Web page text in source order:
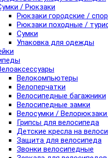
/ Рюкзаки
Рюкзаки городские /
Рюкзаки походные /
Сумки
Упаковка для одежды
Велокомпьютеры
Велоперчатки
Велосипедные багажники
Велосипедные замки
Велосумки /
Грипсы для велосипеда
Детские кресла на
Защита для велосипеда
Звонки велосипедные